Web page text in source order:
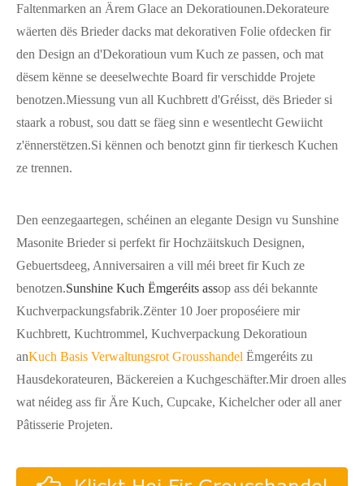
Faltenmarken an Ärem Glace an Dekoratiounen.Dekorateure
wäerten dës Brieder dacks mat dekorativen Folie ofdecken fir
den Design an d'Dekoratioun vum Kuch ze passen, och mat
dësem kënne se deeselwechte Board fir verschidde Projete
benotzen.Miessung vun all Kuchbrett d'Gréisst, dës Brieder si
staark a robust, sou datt se fäeg sinn e wesentlecht Gewiicht
z'ënnerstëtzen.Si kënnen och benotzt ginn fir tierkesch Kuchen
ze trennen.
Den eenzegaartegen, schéinen an elegante Design vu Sunshine
Masonite Brieder si perfekt fir Hochzäitskuch Designen,
Gebuertsdeeg, Anniversairen a vill méi breet fir Kuch ze
benotzen.Sunshine Kuch Ëmgeréits assop ass déi bekannte
Kuchverpackungsfabrik.Zënter 10 Joer proposéiere mir
Kuchbrett, Kuchtrommel, Kuchverpackung Dekoratioun
anKuch Basis Verwaltungsrot Grousshandel Ëmgeréits zu
Hausdekorateuren, Bäckereien a Kuchgeschäfter.Mir droen alles
wat néideg ass fir Äre Kuch, Cupcake, Kichelcher oder all aner
Pâtisserie Projeten.